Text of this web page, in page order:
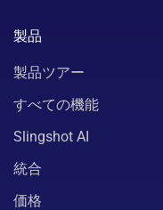
製品
製品ツアー
すべての機能
Slingshot AI
統合
価格